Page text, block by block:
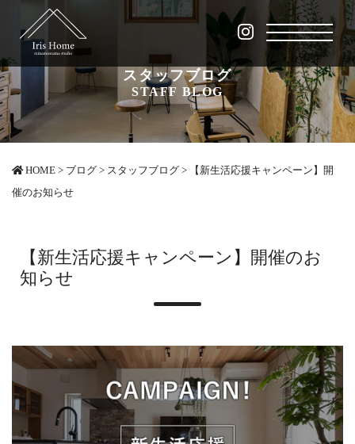
スタッフブログ
STAFF BLOG
HOME > ブログ > スタッフブログ >
【新生活応援キャンペーン】開
催のお知らせ
【新生活応援キャンペーン】開催のお
知らせ